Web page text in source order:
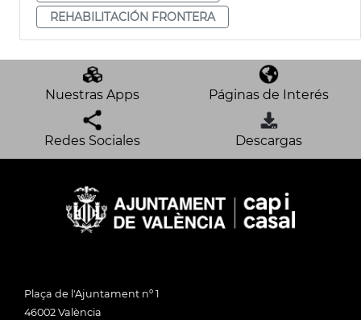
REHABILITACIÓN FRONTERA
Nuestras Apps Páginas de Interés
Redes Sociales Descargas
Plaça de l'Ajuntament nº 1
46002 València